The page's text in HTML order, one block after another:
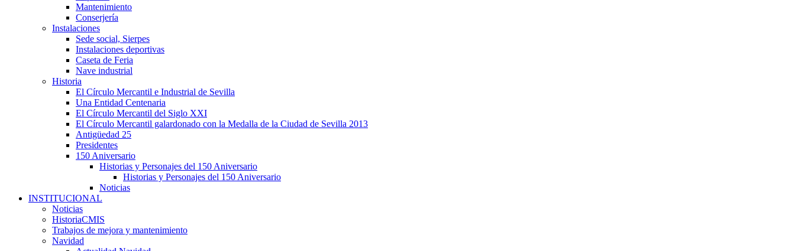
Mantenimiento
Conserjería
Instalaciones
Sede social, Sierpes
Instalaciones deportivas
Caseta de Feria
Nave industrial
Historia
El Círculo Mercantil e Industrial de Sevilla
Una Entidad Centenaria
El Círculo Mercantil del Siglo XXI
El Círculo Mercantil galardonado con la Medalla de la Ciudad de Sevilla 2013
Antigüedad 25
Presidentes
150 Aniversario
Historias y Personajes del 150 Aniversario
Historias y Personajes del 150 Aniversario
Noticias
INSTITUCIONAL
Noticias
HistoriaCMIS
Trabajos de mejora y mantenimiento
Navidad